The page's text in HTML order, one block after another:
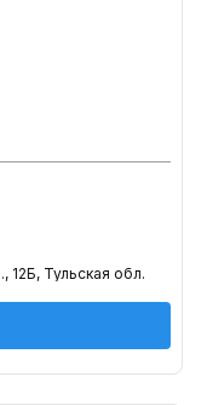
12Б, Тульская обл.